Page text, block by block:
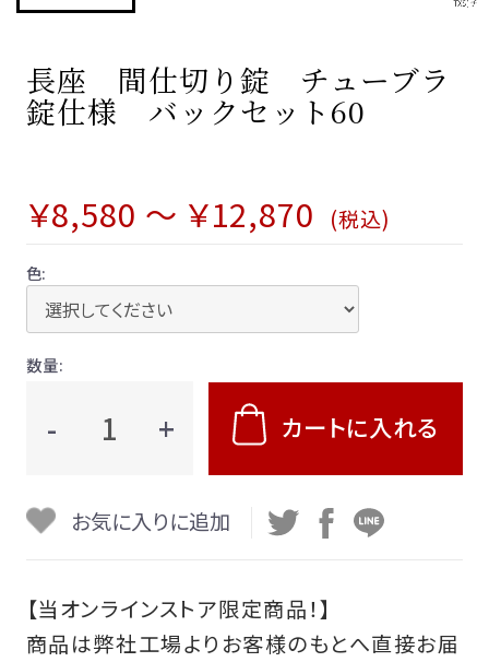
長座 間仕切り錠 チューブラ
錠仕様 バックセット60
￥8,580 ～ ￥12,870 (税込)
色:
数量:
- + カートに入れる
お気に入りに追加
【当オンラインストア限定商品！】
商品は弊社工場よりお客様のもとへ直接お届
お客様の声
よくあるご質問 -KEYLEXアプリ-
ご購入までの流れ
お支払い等について
会社概要
特定商取引法に基づく表記
利用規約